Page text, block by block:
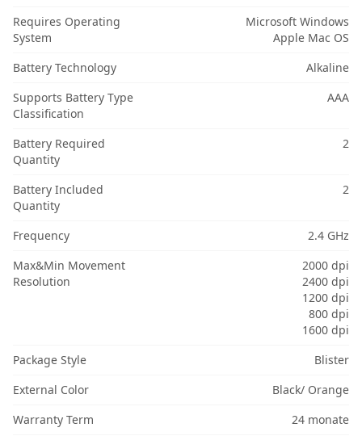
Requires Operating
System
Microsoft Windows
Apple Mac OS
Battery Technology
Alkaline
Supports Battery Type
Classification
AAA
Battery Required
Quantity
2
Battery Included
Quantity
2
Frequency
2.4 GHz
Max&Min Movement
Resolution
2000 dpi
2400 dpi
1200 dpi
800 dpi
1600 dpi
Package Style
Blister
External Color
Black/ Orange
Warranty Term
24 monate